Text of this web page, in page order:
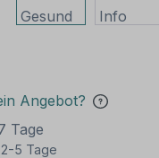
Angebot?
Tage
5 Tage